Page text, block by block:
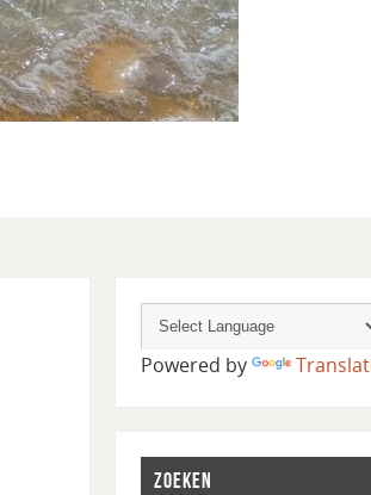
Powered by
ZOEKEN